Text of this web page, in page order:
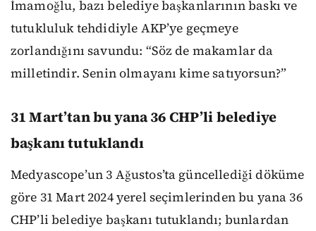
İmamoğlu, bazı belediye başkanlarının baskı ve
tutukluluk tehdidiyle AKP’ye geçmeye
zorlandığını savundu: “Söz de makamlar da
milletindir. Senin olmayanı kime satıyorsun?”
31 Mart’tan bu yana 36 CHP’li belediye
başkanı tutuklandı
Medyascope’un 3 Ağustos’ta güncellediği döküme
göre 31 Mart 2024 yerel seçimlerinden bu yana 36
CHP’li belediye başkanı tutuklandı; bunlardan